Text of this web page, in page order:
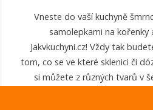
Vneste do vaší kuchyně
samolepkami na kořenky
Jakvkuchyni.cz! Vždy tak
tom, co se ve které sklenici či
si můžete z různých tvarů v